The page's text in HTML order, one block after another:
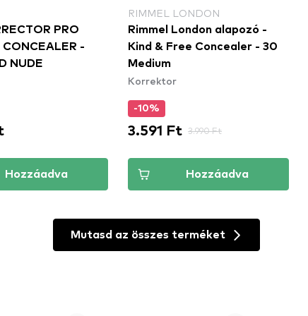
PRO
CONCEALER -
NUDE
Hozzáadva
RIMMEL LONDON
Rimmel London alapozó -
Kind & Free Concealer - 30
Medium
Korrektor
-10%
3.591 Ft 3.990 Ft
Hozzáadva
Mutasd az összes terméket